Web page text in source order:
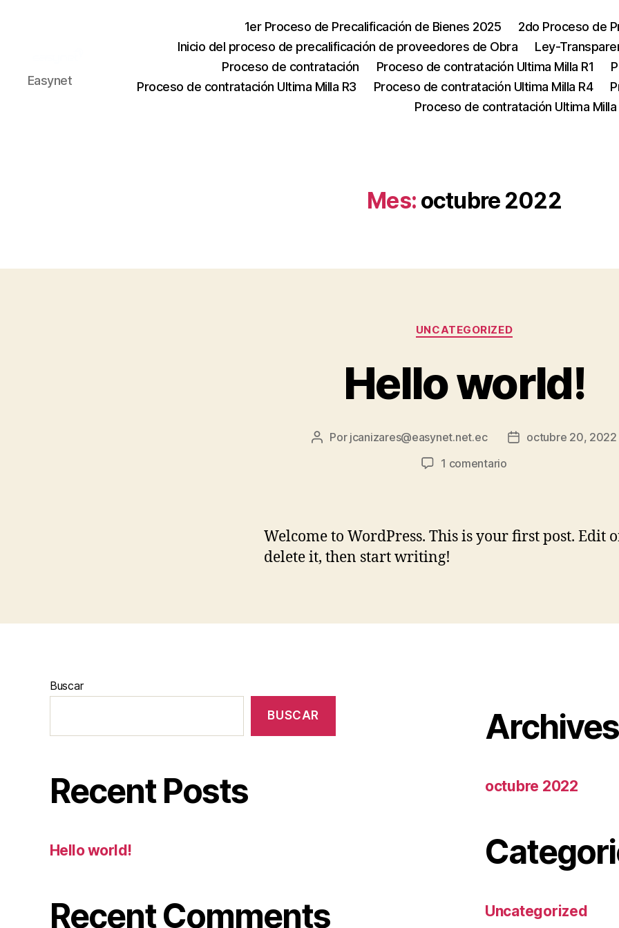
Easynet
1er Proceso de Precalificación de Bienes 2025
2do Proceso de
Inicio del proceso de precalificación de proveedores de Obra
Ley-
Proceso de contratación
Proceso de contratación Ultima Milla R1
Proceso de contratación Ultima Milla R3
Proceso de contratación Ultima Milla R4
Proceso de contratación Ultima Milla
Mes: octubre 2022
UNCATEGORIZED
Hello world!
Por jcanizares@easynet.net.ec
octubre 20, 2022
1 comentario
Welcome to WordPress. This is your first post. Edit
delete it, then start writing!
Buscar
BUSCAR
Recent Posts
Hello world!
Recent Comments
Archives
octubre 2022
Uncategorized